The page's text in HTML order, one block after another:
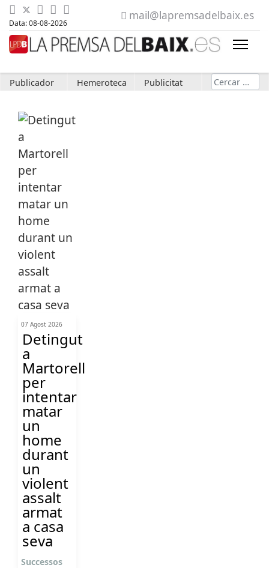
Data: 08-08-2026
mail@lapremsadelbaix.es
Publicador Hemeroteca Publicitat Cerca
07 Agost 2026
Detingut
a
Martorell
per
intentar
matar
un
home
durant
un
violent
assalt
armat
a casa
seva
Successos